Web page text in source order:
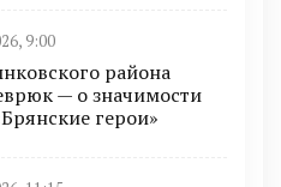
9:00
района
— о значимости
герои»